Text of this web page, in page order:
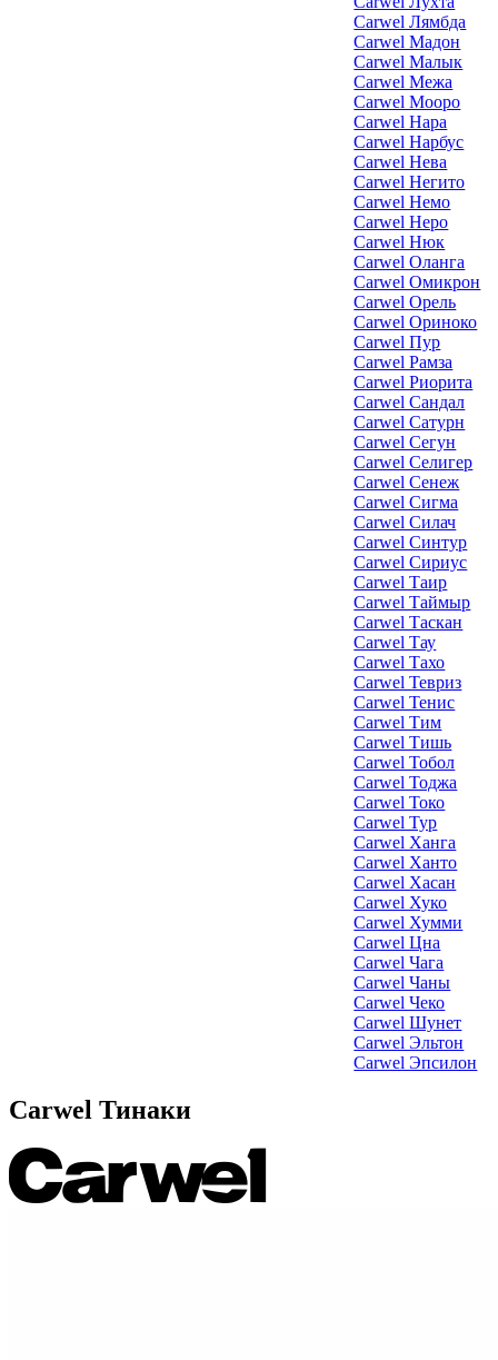
Carwel Лямбда
Carwel Мадон
Carwel Малык
Carwel Межа
Carwel Мооро
Carwel Нара
Carwel Нарбус
Carwel Нева
Carwel Негито
Carwel Немо
Carwel Неро
Carwel Нюк
Carwel Оланга
Carwel Омикрон
Carwel Орель
Carwel Ориноко
Carwel Пур
Carwel Рамза
Carwel Риорита
Carwel Сандал
Carwel Сатурн
Carwel Сегун
Carwel Селигер
Carwel Сенеж
Carwel Сигма
Carwel Силач
Carwel Синтур
Carwel Сириус
Carwel Таир
Carwel Таймыр
Carwel Таскан
Carwel Тау
Carwel Тахо
Carwel Тевриз
Carwel Тенис
Carwel Тим
Carwel Тишь
Carwel Тобол
Carwel Тоджа
Carwel Токо
Carwel Тур
Carwel Ханга
Carwel Ханто
Carwel Хасан
Carwel Хуко
Carwel Хумми
Carwel Цна
Carwel Чага
Carwel Чаны
Carwel Чеко
Carwel Шунет
Carwel Эльтон
Carwel Эпсилон
Carwel Тинаки